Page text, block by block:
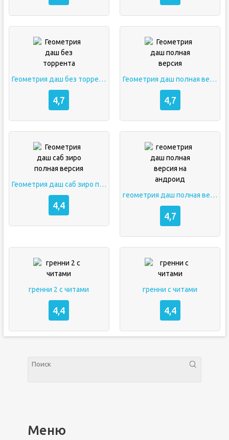
Геометрия даш без торрента
4,7
Геометрия даш полная версия
4,7
Геометрия даш саб зиро полная версия
4,4
геометрия даш полная версия на андроид
4,7
гренни 2 с читами
4,4
гренни с читами
4,4
Меню